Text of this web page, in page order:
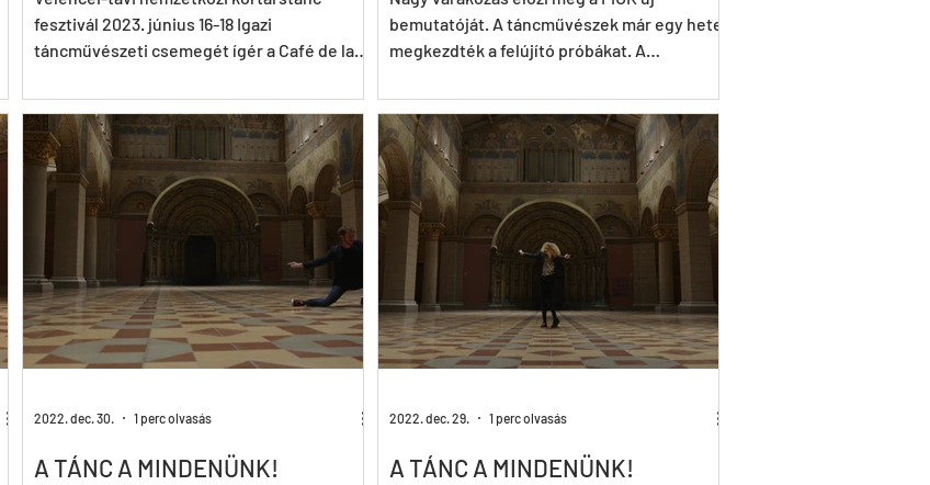
fesztivál 2023. június 16-18 Igazi
táncművészeti csemegét ígér a Café de la
bemutatóját. A táncművészek már egy hete
megkezdték a felújító próbákat. A
A TÁNC A MINDENÜNK!
2022. dec. 30. 1 perc olvasás
A TÁNC A MINDENÜNK!
2022. dec. 29. 1 perc olvasás